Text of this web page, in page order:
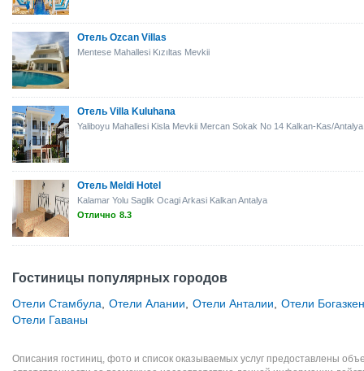
Отель Ozcan Villas
Mentese Mahallesi Kızıltas Mevkii
Отель Villa Kuluhana
Yaliboyu Mahallesi Kisla Mevkii Mercan Sokak No 14 Kalkan-Kas/Antalya
Отель Meldi Hotel
Kalamar Yolu Saglik Ocagi Arkasi Kalkan Antalya
Отлично 8.3
Гостиницы популярных городов
Отели Стамбула Отели Алании Отели Анталии
Отели
Отели Гаваны
Описания гостиниц, фото и список оказываемых услуг предоставлены